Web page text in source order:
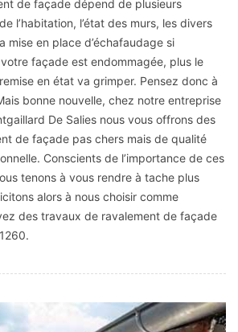
de façade dépend de plusieurs
l’habitation, l’état des murs, les divers
mise en place d’échafaudage si
façade est endommagée, plus le
en état va grimper. Pensez donc à
bonne nouvelle, chez notre entreprise
De Salies nous vous offrons des
de façade pas chers mais de qualité
Conscients de l’importance de ces
tenons à vous rendre à tache plus
alors à nous choisir comme
des travaux de ravalement de façade